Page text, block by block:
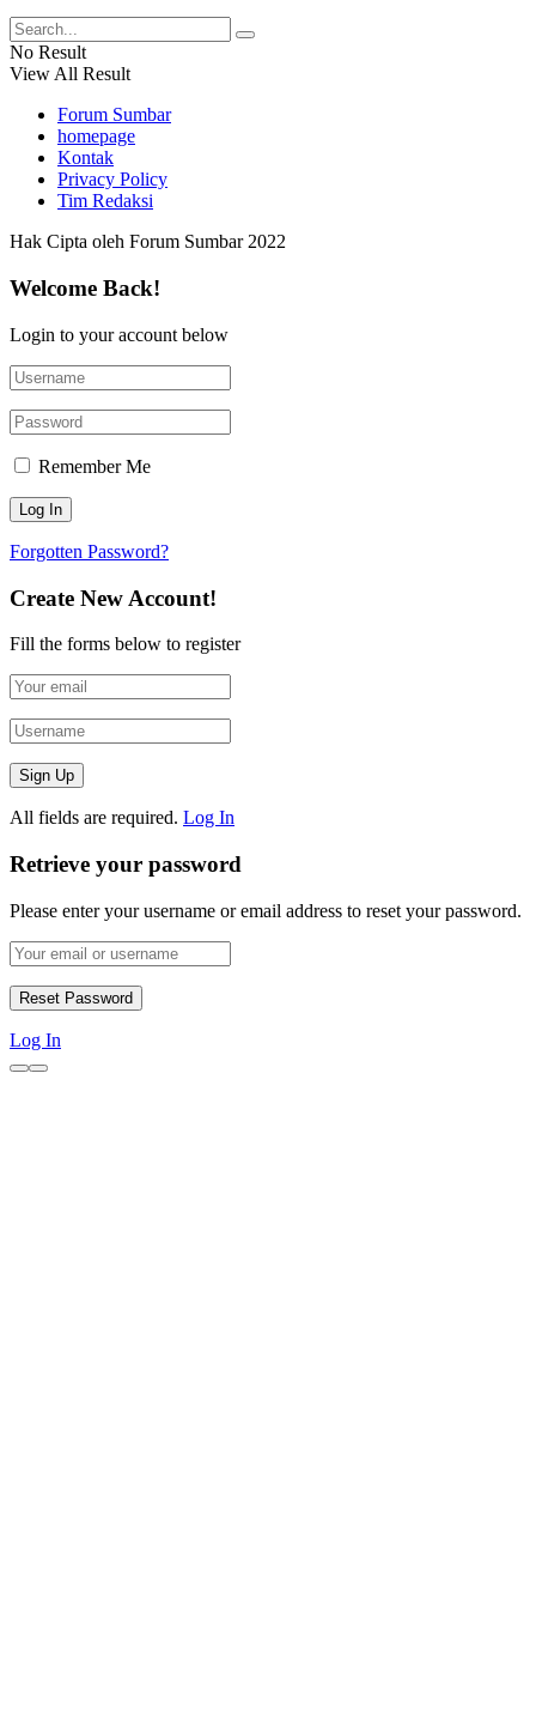
No Result
View All Result
Forum Sumbar
homepage
Kontak
Privacy Policy
Tim Redaksi
Hak Cipta oleh Forum Sumbar 2022
Welcome Back!
Login to your account below
Remember Me
Forgotten Password?
Create New Account!
Fill the forms below to register
All fields are required. Log In
Retrieve your password
Please enter your username or email address to reset your password.
Log In